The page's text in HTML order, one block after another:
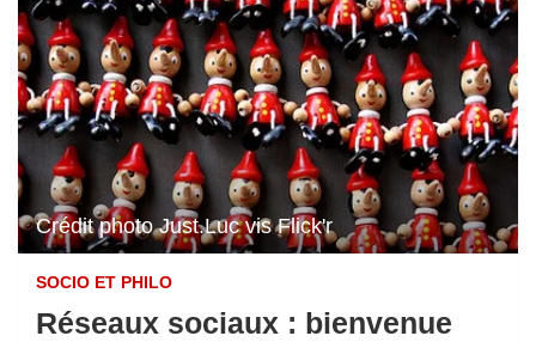
Crédit photo Just.Luc vis Flick'r
SOCIO ET PHILO
Réseaux sociaux : bienvenue